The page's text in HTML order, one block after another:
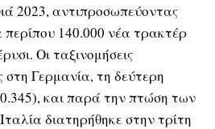
2023, αντιπροσωπεύοντας
140.000 νέα τρακτέρ
Οι ταξινομήσεις
Γερμανία, τη δεύτερη
και παρά την πτώση των
διατηρήθηκε στην τρίτη